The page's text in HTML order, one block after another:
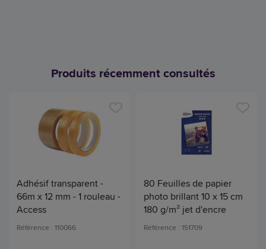
Produits récemment consultés
Adhésif transparent -
66m x 12 mm - 1 rouleau -
Access
Référence : 110066
80 Feuilles de papier
photo brillant 10 x 15 cm
180 g/m² jet d'encre
Référence : 151709